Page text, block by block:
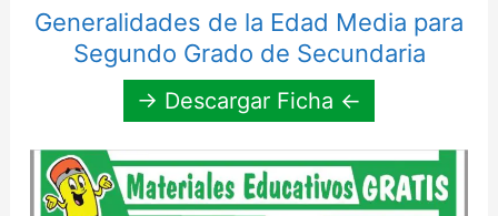
Generalidades de la Edad Media para
Segundo Grado de Secundaria
→ Descargar Ficha ←